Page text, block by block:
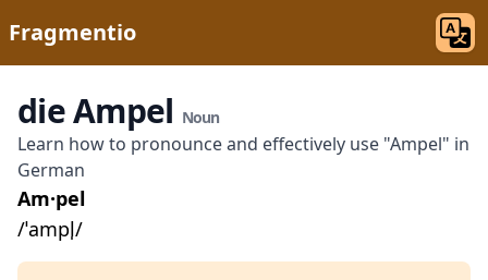
Fragmentio
die Ampel Noun
Learn how to pronounce and effectively use "Ampel" in
German
Am·pel
/ˈampl̩/